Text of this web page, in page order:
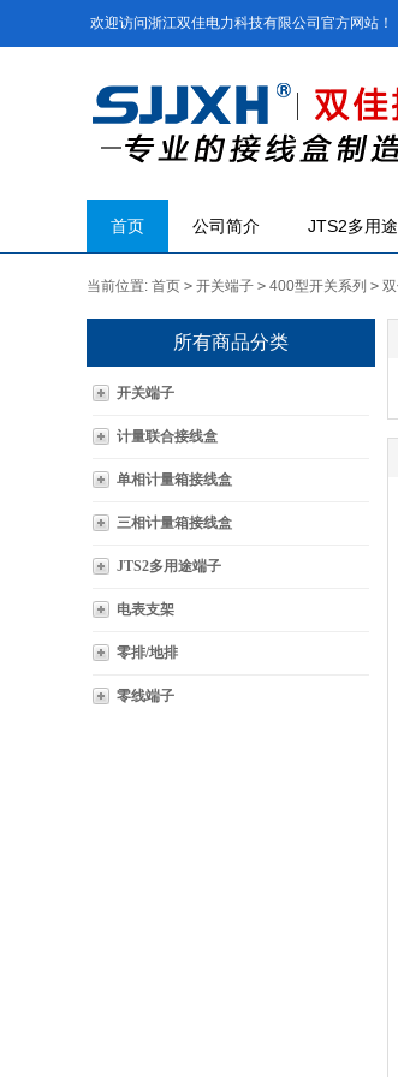
欢迎访问浙江双佳电力科技有限公司官方网站！
首页 公司简介 JTS2多用
当前位置: 首页 > 开关端子 > 400型开关系列 >
所有商品分类
开关端子
计量联合接线盒
单相计量箱接线盒
三相计量箱接线盒
JTS2多用途端子
电表支架
零排/地排
零线端子